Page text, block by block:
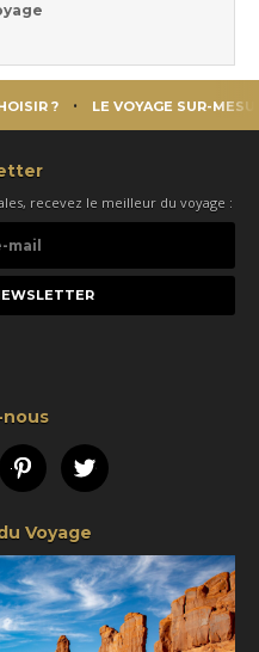
? LE VOYAGE SUR-
recevez le meilleur du voyage :
nous
PinterestTwitter
Voyage